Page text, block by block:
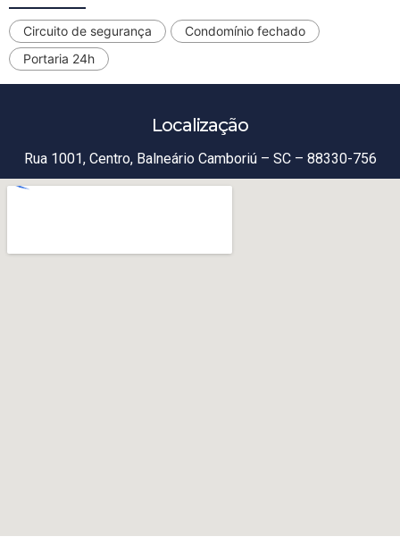
Circuito de segurança
Condomínio fechado
Portaria 24h
Localização
Rua 1001, Centro, Balneário Camboriú – SC – 88330-756